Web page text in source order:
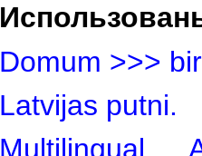
Domum >>>
Latvijas putni.
Multilingual